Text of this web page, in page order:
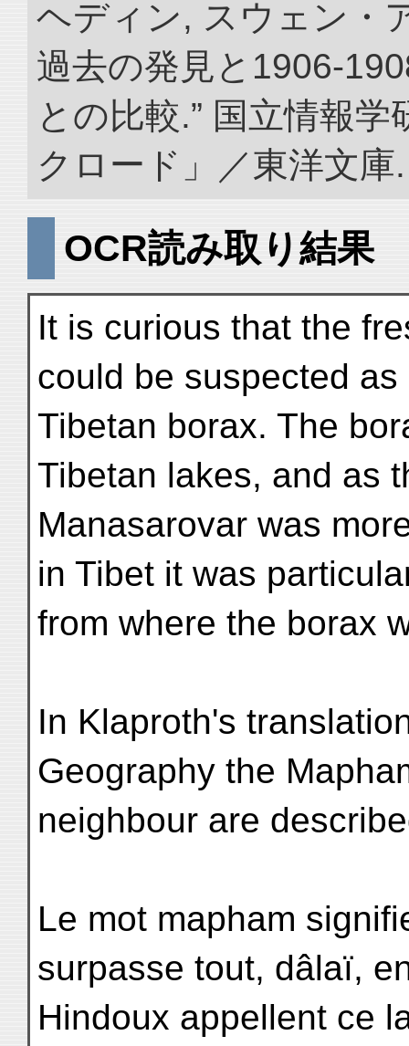
ヘディン, スウェン・
過去の発見と1906-
との比較.” 国立情報
クロード」／東洋文
OCR読み取り結果
It is curious that the
could be suspected
Tibetan borax. The
Tibetan lakes, and as
Manasarovar was
in Tibet it was
from where the borax
In Klaproth's
Geography the
neighbour are
Le mot mapham
surpasse tout, dâlaï,
Hindoux appellent ce